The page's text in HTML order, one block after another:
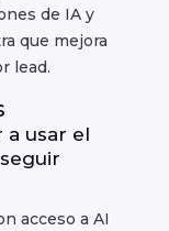
de IA y
que mejora
lead.
a usar el
acceso a AI